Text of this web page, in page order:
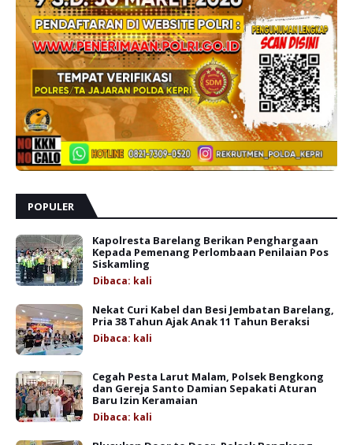
POPULER
Kapolresta Barelang Berikan Penghargaan
Kepada Pemenang Perlombaan Penilaian Pos
Siskamling
Dibaca: kali
Nekat Curi Kabel dan Besi Jembatan Barelang,
Pria 38 Tahun Ajak Anak 11 Tahun Beraksi
Dibaca: kali
Cegah Pesta Larut Malam, Polsek Bengkong
dan Gereja Santo Damian Sepakati Aturan
Baru Izin Keramaian
Dibaca: kali